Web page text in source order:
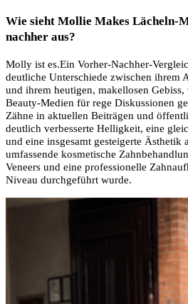
Wie sieht Mollie Makes Lächeln-
nachher aus?
Molly ist es.Ein Vorher-Nachher-
deutliche Unterschiede zwischen ihrem
und ihrem heutigen, makellosen Gebiss,
Beauty-Medien für rege Diskussionen
Zähne in aktuellen Beiträgen und
deutlich verbesserte Helligkeit, eine
und eine insgesamt gesteigerte Ästhetik
umfassende kosmetische
Veneers und eine professionelle
Niveau durchgeführt wurde.